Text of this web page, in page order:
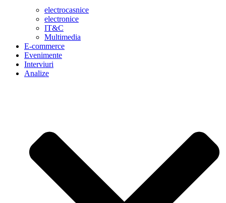
electrocasnice
electronice
IT&C
Multimedia
E-commerce
Evenimente
Interviuri
Analize